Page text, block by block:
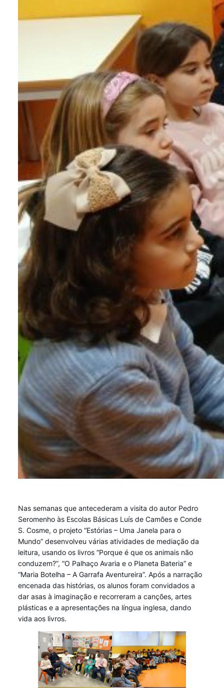
Nas semanas que antecederam a visita do autor Pedro
Seromenho às Escolas Básicas Luís de Camões e Conde
S. Cosme, o projeto “Estórias – Uma Janela para o
Mundo” desenvolveu várias atividades de mediação da
leitura, usando os livros “Porque é que os animais não
conduzem?”, “O Palhaço Avaria e o Planeta Bateria” e
“Maria Botelha – A Garrafa Aventureira”. Após a narração
encenada das histórias, os alunos foram convidados a
dar asas à imaginação e recorreram a canções, artes
plásticas e a apresentações na língua inglesa, dando
vida aos livros.